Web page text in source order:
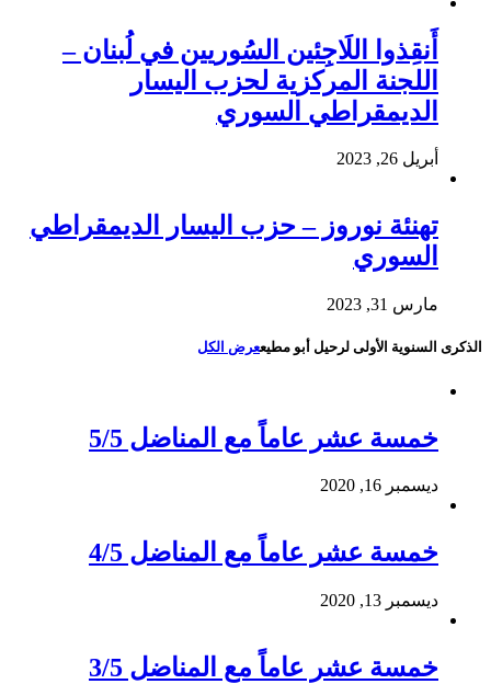
أَنقِذوا اللَاجِئين السُوريين في لُبنان –
اللجنة المركزية لحزب اليسار
الديمقراطي السوري
أبريل 26, 2023
تهنئة نوروز – حزب اليسار الديمقراطي
السوري
مارس 31, 2023
الذكرى السنوية الأولى لرحيل أبو مطيععرض الكل
خمسة عشر عاماً مع المناضل 5/5
ديسمبر 16, 2020
خمسة عشر عاماً مع المناضل 4/5
ديسمبر 13, 2020
خمسة عشر عاماً مع المناضل 3/5